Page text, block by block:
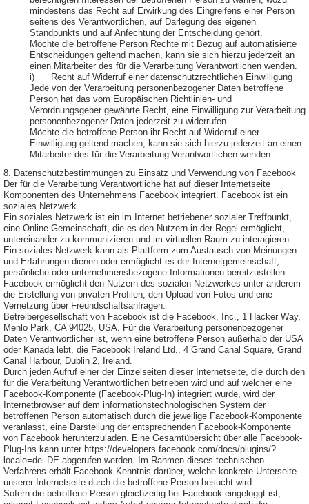
mindestens das Recht auf Erwirkung des Eingreifens einer Person
seitens des Verantwortlichen, auf Darlegung des eigenen
Standpunkts und auf Anfechtung der Entscheidung gehört.
Möchte die betroffene Person Rechte mit Bezug auf automatisierte
Entscheidungen geltend machen, kann sie sich hierzu jederzeit an
einen Mitarbeiter des für die Verarbeitung Verantwortlichen wenden.
i) Recht auf Widerruf einer datenschutzrechtlichen Einwilligung
Jede von der Verarbeitung personenbezogener Daten betroffene
Person hat das vom Europäischen Richtlinien- und
Verordnungsgeber gewährte Recht, eine Einwilligung zur Verarbeitung
personenbezogener Daten jederzeit zu widerrufen.
Möchte die betroffene Person ihr Recht auf Widerruf einer
Einwilligung geltend machen, kann sie sich hierzu jederzeit an einen
Mitarbeiter des für die Verarbeitung Verantwortlichen wenden.
8. Datenschutzbestimmungen zu Einsatz und Verwendung von Facebook
Der für die Verarbeitung Verantwortliche hat auf dieser Internetseite
Komponenten des Unternehmens Facebook integriert. Facebook ist ein
soziales Netzwerk.
Ein soziales Netzwerk ist ein im Internet betriebener sozialer Treffpunkt,
eine Online-Gemeinschaft, die es den Nutzern in der Regel ermöglicht,
untereinander zu kommunizieren und im virtuellen Raum zu interagieren.
Ein soziales Netzwerk kann als Plattform zum Austausch von Meinungen
und Erfahrungen dienen oder ermöglicht es der Internetgemeinschaft,
persönliche oder unternehmensbezogene Informationen bereitzustellen.
Facebook ermöglicht den Nutzern des sozialen Netzwerkes unter anderem
die Erstellung von privaten Profilen, den Upload von Fotos und eine
Vernetzung über Freundschaftsanfragen.
Betreibergesellschaft von Facebook ist die Facebook, Inc., 1 Hacker Way,
Menlo Park, CA 94025, USA. Für die Verarbeitung personenbezogener
Daten Verantwortlicher ist, wenn eine betroffene Person außerhalb der USA
oder Kanada lebt, die Facebook Ireland Ltd., 4 Grand Canal Square, Grand
Canal Harbour, Dublin 2, Ireland.
Durch jeden Aufruf einer der Einzelseiten dieser Internetseite, die durch den
für die Verarbeitung Verantwortlichen betrieben wird und auf welcher eine
Facebook-Komponente (Facebook-Plug-In) integriert wurde, wird der
Internetbrowser auf dem informationstechnologischen System der
betroffenen Person automatisch durch die jeweilige Facebook-Komponente
veranlasst, eine Darstellung der entsprechenden Facebook-Komponente
von Facebook herunterzuladen. Eine Gesamtübersicht über alle Facebook-
Plug-Ins kann unter https://developers.facebook.com/docs/plugins/?
locale=de_DE abgerufen werden. Im Rahmen dieses technischen
Verfahrens erhält Facebook Kenntnis darüber, welche konkrete Unterseite
unserer Internetseite durch die betroffene Person besucht wird.
Sofern die betroffene Person gleichzeitig bei Facebook eingeloggt ist,